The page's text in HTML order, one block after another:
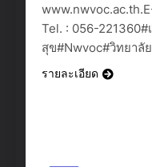
Tel. : 056-221360#
สุข#Nwvoc#วิทยาลั
รายละเอียด